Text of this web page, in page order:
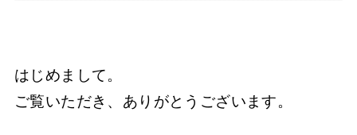
はじめまして。
ご覧いただき、ありがとうございます。